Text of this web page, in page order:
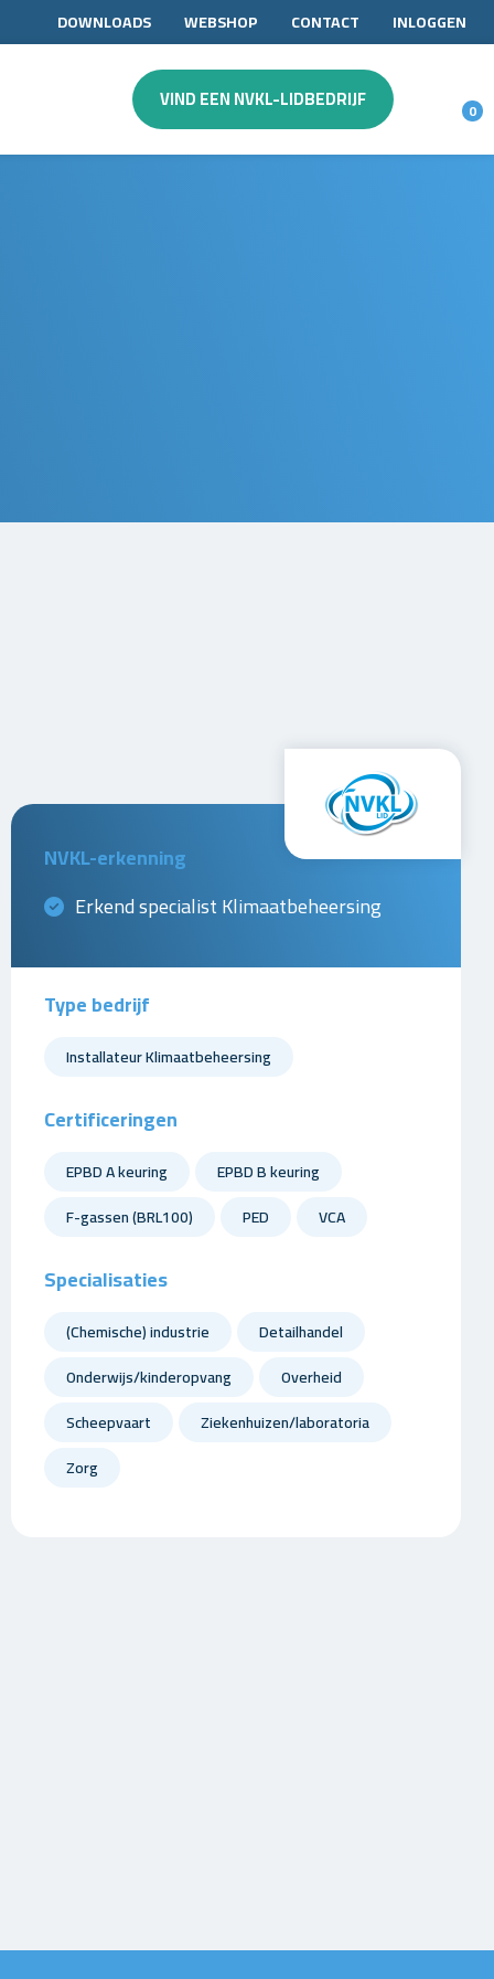
DOWNLOADS WEBSHOP CONTACT INLOGGEN
VIND EEN NVKL-LIDBEDRIJF 0
NVKL-erkenning
Erkend specialist Klimaatbeheersing
Type bedrijf
Installateur Klimaatbeheersing
Certificeringen
EPBD A keuring
EPBD B keuring
F-gassen (BRL100)
PED VCA
Specialisaties
(Chemische) industrie
Detailhandel
Onderwijs/kinderopvang
Overheid
Scheepvaart
Ziekenhuizen/laboratoria
Zorg